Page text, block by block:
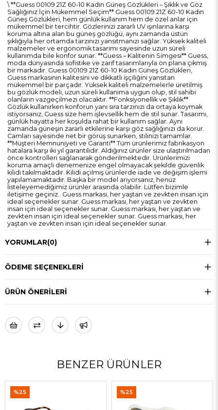
\ **Guess 00109 21Z 60-10 Kadın Güneş Gözlükleri – Şıklık ve Göz
Sağlığınız İçin Mükemmel Seçim** Guess 00109 21Z 60-10 Kadın
Güneş Gözlükleri, hem günlük kullanım hem de özel anlar için
mükemmel bir tercihtir. Gözlerinizi zararlı UV ışınlarına karşı
koruma altına alan bu güneş gözlüğü, aynı zamanda üstün
şıklığıyla her ortamda tarzınızı yansıtmanızı sağlar. Yüksek kaliteli
malzemeler ve ergonomik tasarımı sayesinde uzun süreli
kullanımda bile konfor sunar. **Guess – Kalitenin Simgesi** Guess,
moda dünyasında sofistike ve zarif tasarımlarıyla ön plana çıkmış
bir markadır. Guess 00109 21Z 60-10 Kadın Güneş Gözlükleri,
Guess markasının kalitesini ve dikkatli işçiliğini yansıtan
mükemmel bir parçadır. Yüksek kaliteli malzemelerle üretilmiş
bu gözlük modeli, uzun süreli kullanıma uygun olup, stil sahibi
olanların vazgeçilmezi olacaktır. **Fonksiyonellik ve Şıklık**
Gözlük kullanırken konforun yanı sıra tarzınızı da ortaya koymak
istiyorsanız, Guess size hem işlevsellik hem de stil sunar. Tasarımı,
günlük hayatta her koşulda rahat bir kullanım sağlar. Aynı
zamanda güneşin zararlı etkilerine karşı göz sağlığınızı da korur.
Camları sayesinde net bir görüş sunarken, stilinizi tamamlar.
**Müşteri Memnuniyeti ve Garanti** Tüm ürünlerimiz fabrikasyon
hatalara karşı iki yıl garantilidir. Aldığınız ürünler size ulaştırılmadan
önce kontrolleri sağlanarak gönderilmektedir. Ürünlerimizi
koruma amaçlı denemenize engel olmayacak şekilde güvenlik
kilidi takılmaktadır. Kilidi açılmış ürünlerde iade ve değişim işlemi
yapılamamaktadır. Başka bir model arıyorsanız, henüz
listeleyemediğimiz ürünler arasında olabilir. Lütfen bizimle
iletişime geçiniz.. Guess markası, her yaştan ve zevkten insan için
ideal seçenekler sunar. Guess markası, her yaştan ve zevkten
insan için ideal seçenekler sunar. Guess markası, her yaştan ve
zevkten insan için ideal seçenekler sunar. Guess markası, her
yaştan ve zevkten insan için ideal seçenekler sunar.
YORUMLAR(0)
ÖDEME SEÇENEKLERI
ÜRÜN ÖNERILERI
BENZER ÜRÜNLER
%25 %25